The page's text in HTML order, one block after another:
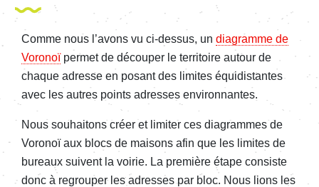
Comme nous l’avons vu ci-dessus, un diagramme de
Voronoïpermet de découper le territoire autour de
chaque adresse en posant des limites équidistantes
avec les autres points adresses environnantes.
Nous souhaitons créer et limiter ces diagrammes de
Voronoï aux blocs de maisons afin que les limites de
bureaux suivent la voirie. La première étape consiste
donc à regrouper les adresses par bloc. Nous lions les